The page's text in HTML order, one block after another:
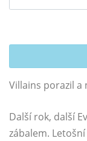
Villains porazil
Další rok, další
zábalem.